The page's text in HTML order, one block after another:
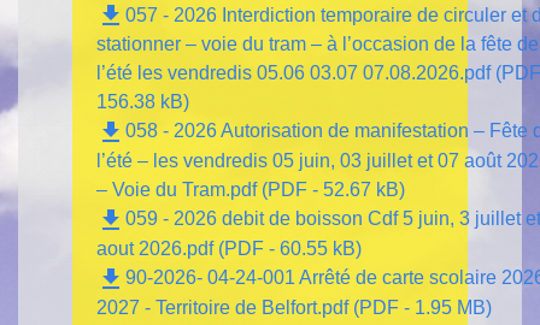
file_download 057 - 2026 Interdiction temporaire de circuler et
stationner – voie du tram – à l’occasion de la fête de
l’été les vendredis 05.06 03.07 07.08.2026.pdf
156.38 kB)
file_download 058 - 2026 Autorisation de manifestation – Fête
l’été – les vendredis 05 juin, 03 juillet et 07 août
– Voie du Tram.pdf (PDF - 52.67 kB)
file_download 059 - 2026 debit de boisson Cdf 5 juin, 3 juillet
aout 2026.pdf (PDF - 60.55 kB)
file_download 90-2026- 04-24-001 Arrêté de carte scolaire
2027 - Territoire de Belfort.pdf (PDF - 1.95 MB)